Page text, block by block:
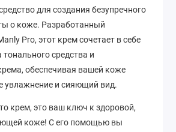
для создания безупречного
о коже. Разработанный
Pro, этот крем сочетает в себе
средства и
обеспечивая вашей коже
увлажнение и сияющий вид.
крем, это ваш ключ к здоровой,
коже! С его помощью вы